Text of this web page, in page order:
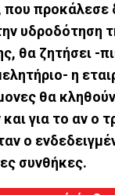
που προκάλεσε
υδροδότηση
θα ζητήσει -
η
θα
για το αν ο
ο
συνθήκες.